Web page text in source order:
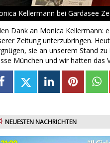
Kellermann bei Gardasee
Dank an Monica Kellermann:
Zeitung unterzubringen.
sie an unserem Stand
München und wir hatten das
NEUESTEN NACHRICHTEN